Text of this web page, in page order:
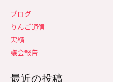
ブログ
りんご通信
実績
議会報告
最近の投稿